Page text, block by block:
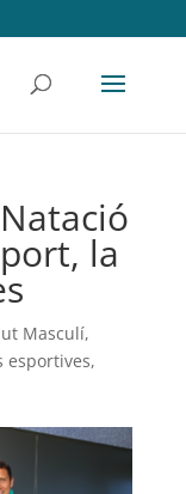
la
Masculí,
esportives,